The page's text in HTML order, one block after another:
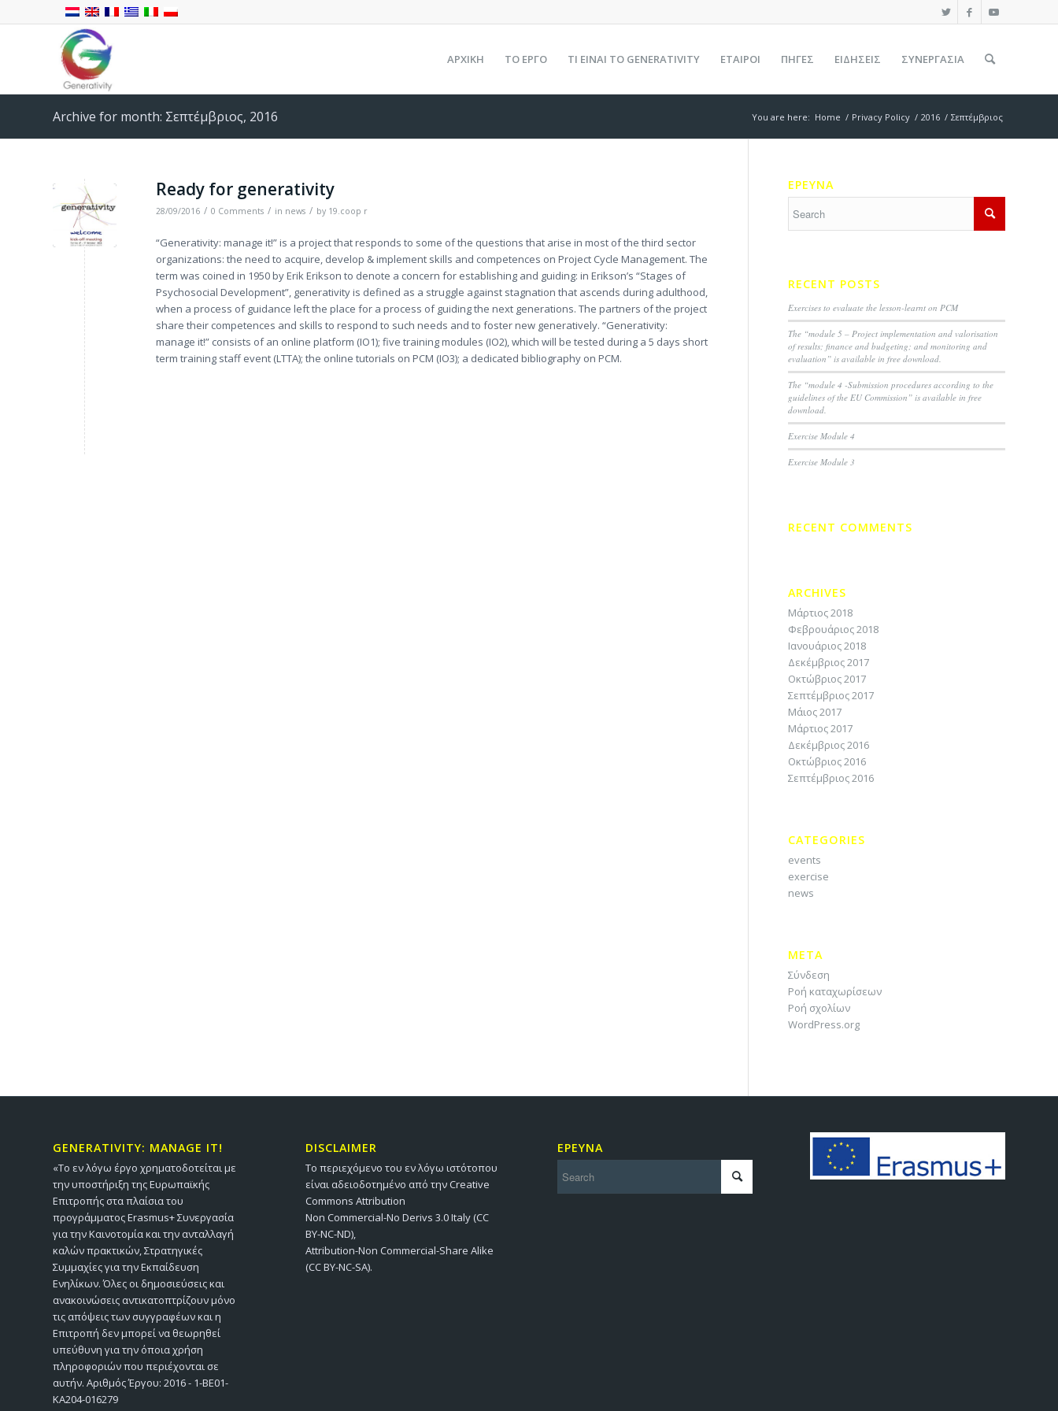
ΑΡΧΙΚΗ ΤΟ ΕΡΓΟ ΤΙ ΕΙΝΑΙ ΤΟ GENERATIVITY ΕΤΑΊΡΟΙ ΠΗΓΕΣ ΕΙΔΉΣΕΙΣ ΣΥΝΕΡΓΑΣΙΑ
Archive for month: Σεπτέμβριος, 2016 You are here: Home / Privacy Policy / 2016 / Σεπτέμβριος
Ready for generativity
28/09/2016 / 0 Comments / in news / by 19.coop r
“Generativity: manage it!” is a project that responds to some of the questions that arise in most of the third sector
organizations: the need to acquire, develop & implement skills and competences on Project Cycle Management. The
term was coined in 1950 by Erik Erikson to denote a concern for establishing and guiding: in Erikson’s “Stages of
Psychosocial Development”, generativity is defined as a struggle against stagnation that ascends during adulthood,
when a process of guidance left the place for a process of guiding the next generations. The partners of the project
share their competences and skills to respond to such needs and to foster new generatively. “Generativity:
manage it!” consists of an online platform (IO1); five training modules (IO2), which will be tested during a 5 days short
term training staff event (LTTA); the online tutorials on PCM (IO3); a dedicated bibliography on PCM.
ΕΡΕΥΝΑ
RECENT POSTS
Exercises to evaluate the lesson-learnt on PCM
The “module 5 – Project implementation and valorisation
of results; finance and budgeting; and monitoring and
evaluation” is available in free download.
The “module 4 -Submission procedures according to the
guidelines of the EU Commission” is available in free
download.
Exercise Module 4
Exercise Module 3
RECENT COMMENTS
ARCHIVES
Μάρτιος 2018
Φεβρουάριος 2018
Ιανουάριος 2018
Δεκέμβριος 2017
Οκτώβριος 2017
Σεπτέμβριος 2017
Μάιος 2017
Μάρτιος 2017
Δεκέμβριος 2016
Οκτώβριος 2016
Σεπτέμβριος 2016
CATEGORIES
events
exercise
news
META
Σύνδεση
Ροή καταχωρίσεων
Ροή σχολίων
WordPress.org
GENERATIVITY: MANAGE IT!
«Το εν λόγω έργο χρηματοδοτείται με
την υποστήριξη της Ευρωπαϊκής
Επιτροπής στα πλαίσια του
προγράμματος Erasmus+ Συνεργασία
για την Καινοτομία και την ανταλλαγή
καλών πρακτικών, Στρατηγικές
Συμμαχίες για την Εκπαίδευση
Ενηλίκων. Όλες οι δημοσιεύσεις και
ανακοινώσεις αντικατοπτρίζουν μόνο
τις απόψεις των συγγραφέων και η
Επιτροπή δεν μπορεί να θεωρηθεί
υπεύθυνη για την όποια χρήση
πληροφοριών που περιέχονται σε
αυτήν. Αριθμός Έργου: 2016 - 1-BE01-
KA204-016279
DISCLAIMER
Το περιεχόμενο του εν λόγω ιστότοπου
είναι αδειοδοτημένο από την Creative
Commons Attribution
Non Commercial-No Derivs 3.0 Italy (CC
BY-NC-ND),
Attribution-Non Commercial-Share Alike
(CC BY-NC-SA).
ΕΡΕΥΝΑ